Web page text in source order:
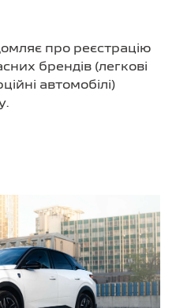
про реєстрацію
брендів (легкові
автомобілі)